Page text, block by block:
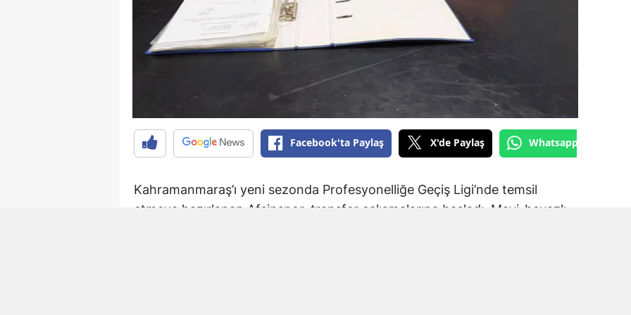
Facebook'ta Paylaş X'de Paylaş Whatsapp'tan
Kahramanmaraş’ı yeni sezonda Profesyonelliğe Geçiş Ligi’nde temsil
etmeye hazırlanan Afşinspor, transfer çalışmalarına başladı. Mavi-beyazlı